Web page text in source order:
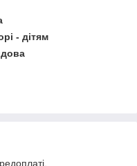
- дітям